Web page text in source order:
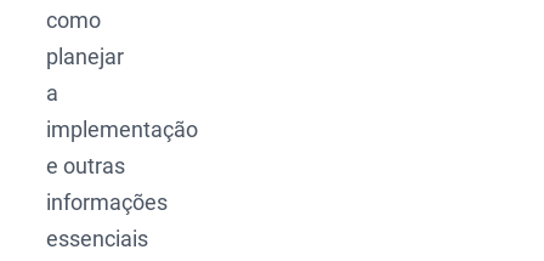
como
planejar
a
implementação
e outras
informações
essenciais